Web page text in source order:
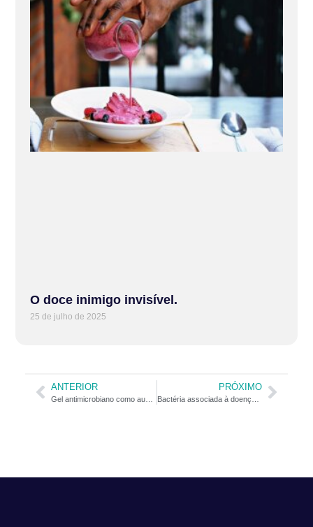
O doce inimigo invisível.
25 de julho de 2025
ANTERIOR PRÓXIMO